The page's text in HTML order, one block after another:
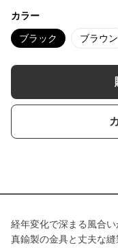
カラー
ブラック ブラウン
経年変化で深まる風合い
真鍮製の金具と丈夫な